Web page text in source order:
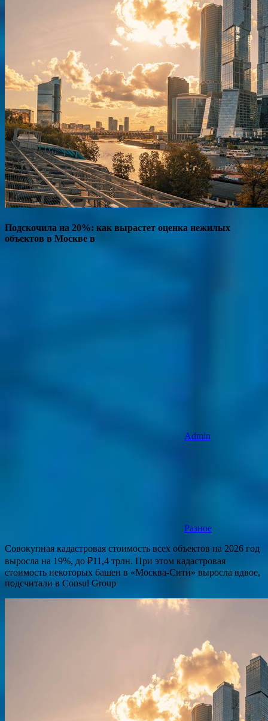
Подскочила на 20%: как вырастет оценка нежилых
объектов в Москве в
Admin
Разное
Совокупная кадастровая стоимость всех объектов на 2026 год
выросла на 19%, до ₽11,4 трлн. При этом кадастровая
стоимость некоторых башен в «Москва-Сити» выросла вдвое,
подсчитали в Consul Group